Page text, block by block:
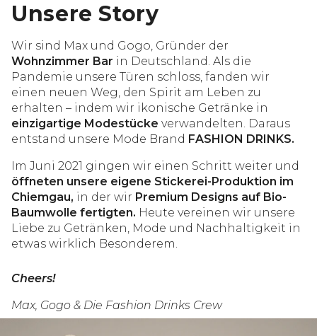
Unsere Story
Wir sind Max und Gogo, Gründer der
Wohnzimmer Bar in Deutschland. Als die
Pandemie unsere Türen schloss, fanden wir
einen neuen Weg, den Spirit am Leben zu
erhalten – indem wir ikonische Getränke in
einzigartige Modestücke verwandelten. Daraus
entstand unsere Mode Brand FASHION DRINKS.
Im Juni 2021 gingen wir einen Schritt weiter und
öffneten unsere eigene Stickerei-Produktion im
Chiemgau, in der wir Premium Designs auf Bio-
Baumwolle fertigten. Heute vereinen wir unsere
Liebe zu Getränken, Mode und Nachhaltigkeit in
etwas wirklich Besonderem.
Cheers!
Max, Gogo & Die Fashion Drinks Crew